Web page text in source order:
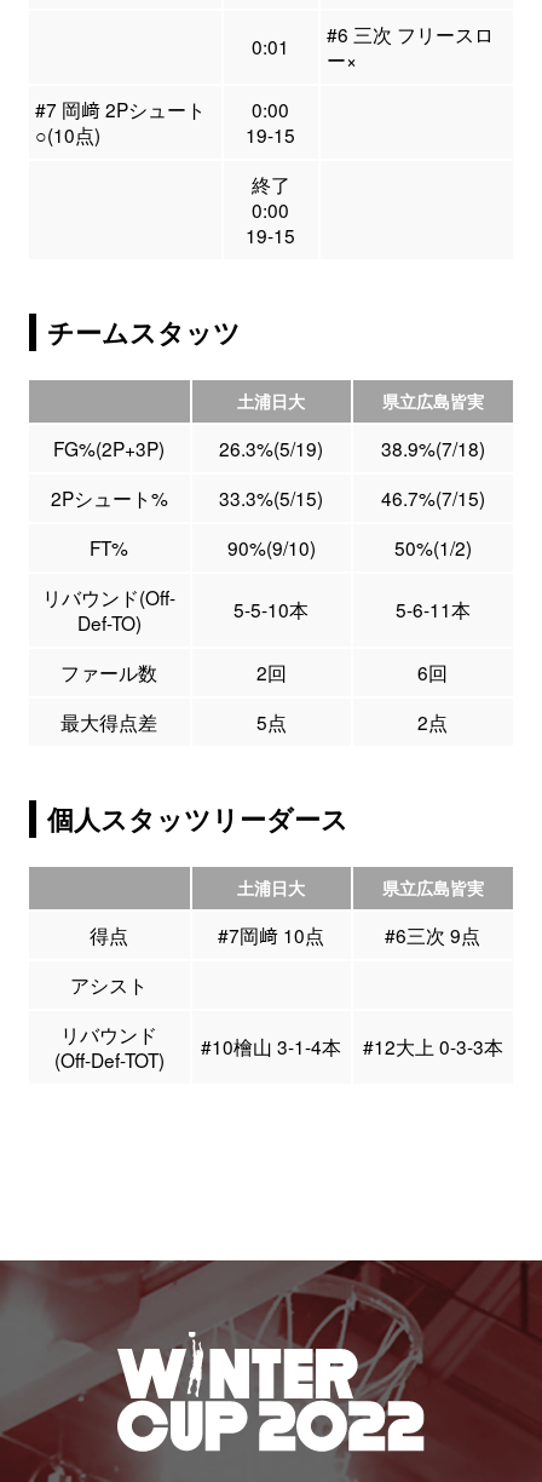
0:01
#6 三次 フリースロ
ー×
#7 岡﨑 2Pシュート
○(10点)
0:00
19-15
終了
0:00
19-15
チームスタッツ
土浦日大 県立広島皆実
FG%(2P+3P) 26.3%(5/19)
38.9%(7/18)
2Pシュート%
33.3%(5/15)
46.7%(7/15)
FT%
90%(9/10)
50%(1/2)
リバウンド(Off-
Def-TO)
5-5-10本 5-6-11本
ファール数 2回
6回
最大得点差
5点 2点
個人スタッツリーダース
土浦日大 県立広島皆実
得点 #7岡﨑 10点
#6三次 9点
アシスト
リバウンド
(Off-Def-TOT)
#10檜山 3-1-4本 #12大上 0-3-3本